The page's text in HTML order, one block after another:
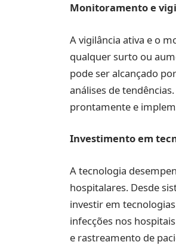
Monitoramento e
A vigilância ativa e o
qualquer surto ou
pode ser alcançado
análises de
prontamente e
Investimento em
A tecnologia
hospitalares. Desde
investir em
infecções nos
e rastreamento de